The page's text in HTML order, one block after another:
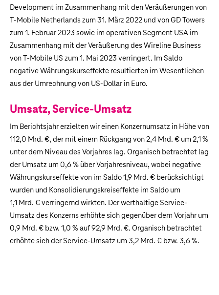
Development im Zusammenhang mit den Veräußerungen von
T‑Mobile Netherlands zum 31. März 2022 und von GD Towers
zum 1. Februar 2023 sowie im operativen Segment USA im
Zusammenhang mit der Veräußerung des Wireline Business
von T‑Mobile US zum 1. Mai 2023 verringert. Im Saldo
negative Währungskurseffekte resultierten im Wesentlichen
aus der Umrechnung von US-Dollar in Euro.
Umsatz, Service-Umsatz
Im Berichtsjahr erzielten wir einen Konzernumsatz in Höhe von
112,0 Mrd. €, der mit einem Rückgang von2,4 Mrd. € um 2,1 %
unter dem Niveau des Vorjahres lag. Organisch betrachtet lag
der Umsatz um 0,6 % über Vorjahresniveau, wobei negative
Währungskurseffekte von im Saldo1,9 Mrd. € berücksichtigt
wurden und Konsolidierungskreiseffekte im Saldo um
1,1 Mrd. €verringernd wirkten. Der werthaltige Service-
Umsatz des Konzerns erhöhte sich gegenüber dem Vorjahr um
0,9 Mrd. € bzw. 1,0 % auf92,9 Mrd. €. Organisch betrachtet
erhöhte sich der Service-Umsatz um 3,2 Mrd. € bzw. 3,6 %.